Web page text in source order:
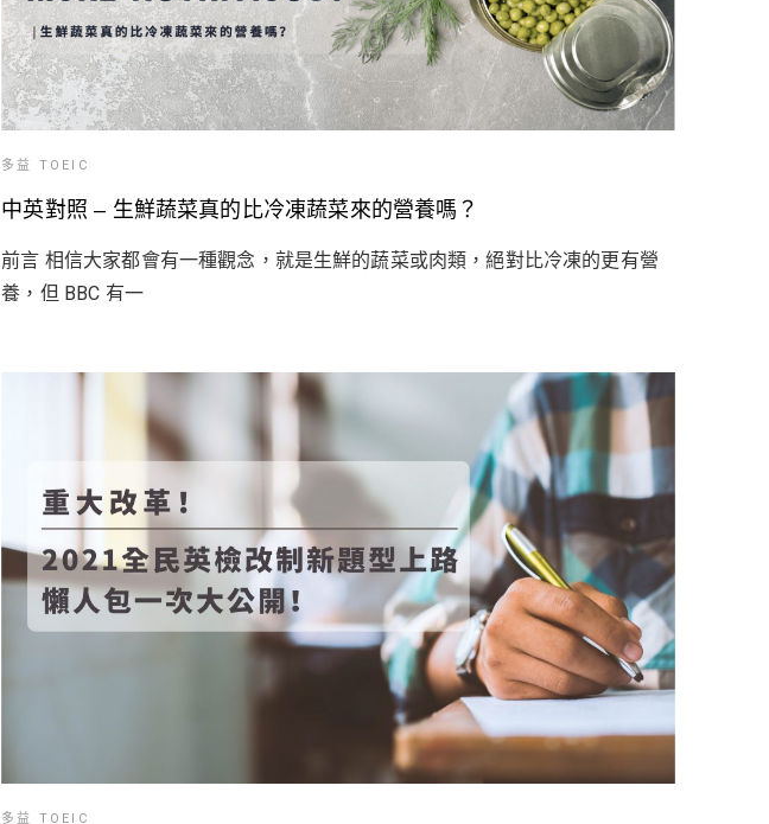
多益 TOEIC
中英對照 – 生鮮蔬菜真的比冷凍蔬菜來的營養嗎？
前言 相信大家都會有一種觀念，就是生鮮的蔬菜或肉類，絕對比冷凍的更有營
養，但 BBC 有一
多益 TOEIC